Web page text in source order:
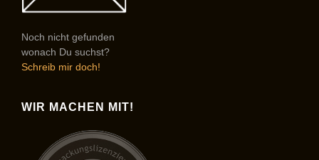
Noch nicht gefunden
wonach Du suchst?
Schreib mir doch!
WIR MACHEN MIT!